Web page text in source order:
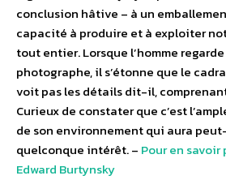
conclusion hâtive – à un
capacité à produire et à exploiter
tout entier. Lorsque l’homme
photographe, il s’étonne que le
voit pas les détails dit-il,
Curieux de constater que c’est
de son environnement qui aura
quelconque intérêt. – Pour en savoir
Edward Burtynsky